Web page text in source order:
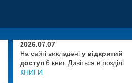
2026.07.07
На сайті викладені у відкритий
доступ6 книг. Дивіться в розділі
КНИГИ